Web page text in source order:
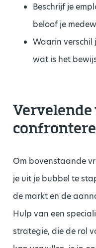
Beschrijf je
beloof je
Waarin verschil
wat is het
Om bovenstaande
je uit je bubbel te
de markt en de
Hulp van een
strategie, die de rol